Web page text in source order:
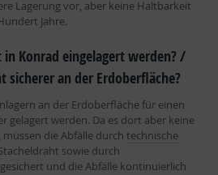
Lagerung vor, aber keine Haltbarkeit
Jahre.
Konrad eingelagert werden? /
sicherer an der Erdoberfläche?
an der Erdoberfläche für einen
gelagert werden. Da es dort aber keine
müssen die Abfälle durch technische
sowie durch
und die Abfälle kontinuierlich